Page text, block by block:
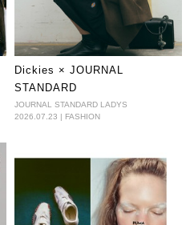
Dickies × JOURNAL
STANDARD
JOURNAL STANDARD LADYS
2026.07.23 | FASHION